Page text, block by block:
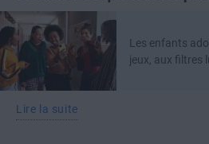
Les enfants
jeux, aux filtres
Lire la suite